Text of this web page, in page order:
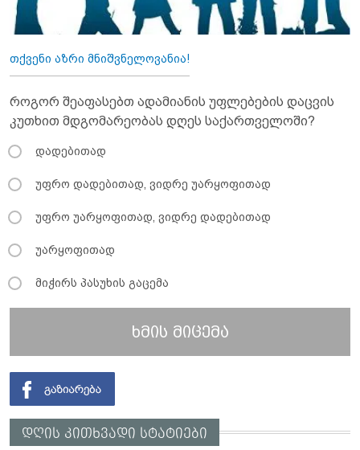
თქვენი აზრი მნიშვნელოვანია!
როგორ შეაფასებთ ადამიანის უფლებების დაცვის
კუთხით მდგომარეობას დღეს საქართველოში?
დადებითად
უფრო დადებითად, ვიდრე უარყოფითად
უფრო უარყოფითად, ვიდრე დადებითად
უარყოფითად
მიჭირს პასუხის გაცემა
ხმის მიცემა
დღის კითხვადი სტატიები